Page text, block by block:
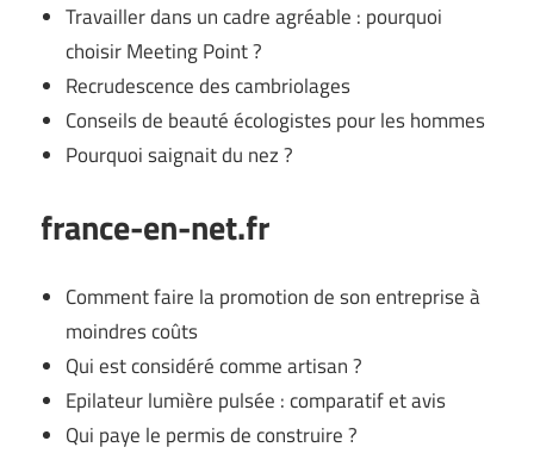
Travailler dans un cadre agréable : pourquoi
choisir Meeting Point ?
Recrudescence des cambriolages
Conseils de beauté écologistes pour les hommes
Pourquoi saignait du nez ?
france-en-net.fr
Comment faire la promotion de son entreprise à
moindres coûts
Qui est considéré comme artisan ?
Epilateur lumière pulsée : comparatif et avis
Qui paye le permis de construire ?